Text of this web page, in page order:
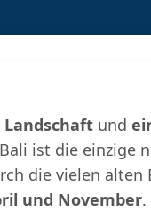
und
ist die einzige
die vielen
und November